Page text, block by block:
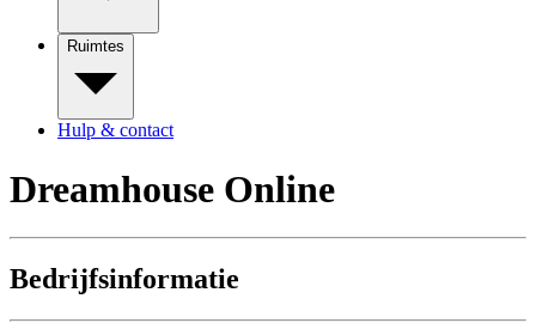
Ruimtes
Hulp & contact
Dreamhouse Online
Bedrijfsinformatie